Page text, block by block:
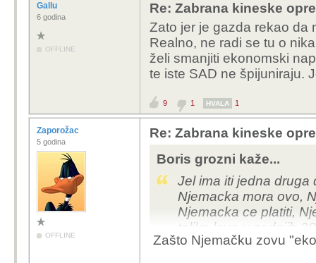
Gallu
6 godina
OFFLINE
Re: Zabrana kineske
Zato jer je gazda rekao da
Realno, ne radi se tu o
želi smanjiti ekonomski
te iste SAD ne špijuniraju.
9 1 HVALA 1
Zaporožac
5 godina
OFFLINE
Re: Zabrana kineske
Boris grozni kaže...
Jel ima iti jedna
Njemacka mora ovo,
Njemacka ce platiti,
toliko love u zadnjih
internet ratnike koji joj
Zašto Njemačku zovu